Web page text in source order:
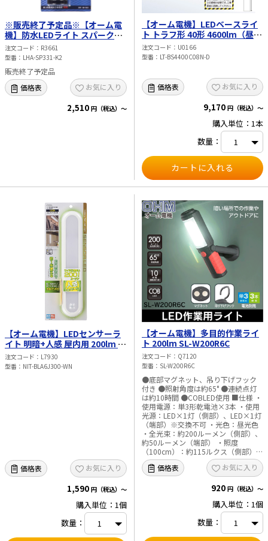
※販売終了予定品※【オーム電
機】防水LEDライト スパークル
ド ピュアビーム 550lm LHA-
SP331-K2
注文コード
R3661
型番
LHA-SP331-K2
販売終了予定品
価格表
お気に入り
2,510 円（税込）～
【オーム電機】LEDベースライ
ト トラフ形 40形 4600lm（昼光
色） LT-BS4400C08N-D
注文コード
U0166
型番
LT-BS4400C08N-D
価格表 お気に入り
9,170 円（税込）～
購入単位：1本
数量：
【オーム電機】LEDセンサーラ
イト 明暗+人感 屋内用 200lm 電
池式 NIT-BLA6J300-WN
注文コード
L7930
型番
NIT-BLA6J300-WN
価格表 お気に入り
1,590 円（税込）～
購入単位：1個
数量：
【オーム電機】多目的作業ライ
ト 200lm SL-W200R6C
注文コード
Q7120
型番
SL-W200R6C
●底部マグネット、吊り下げフック
付き ●照射角度は約65° ●連続点灯
は約10時間 ●COBLED使用 ■仕様 ・
使用電源：単3形乾電池×3本 ・使用
光源：LED×1灯（側部）、LED×1灯
（端部）※交換不可 ・光色：昼光色
・全光束：約200ルーメン（側部）、
約50ルーメン（端部） ・照度
（100cm）：約115ルクス（側部）、
約58ルクス（端部） ・連続使用時
間：約10時間（側部）、約28時間
（端部） ・外形寸法：（約）幅56×
高さ215×奥行47mm（フック収納
価格表 お気に入り
920 円（税込）～
購入単位：1個
数量：